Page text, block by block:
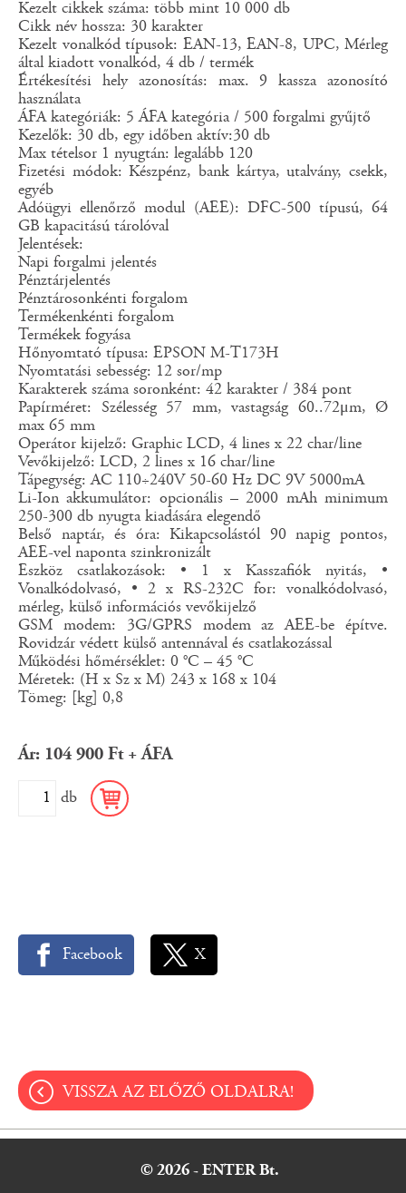
Ár: 104 900 Ft + ÁFA
db
Kezelt cikkek száma: több mint 10 000 db
Cikk név hossza: 30 karakter
Kezelt vonalkód típusok: EAN-13, EAN-8, UPC, Mérleg
által kiadott vonalkód, 4 db / termék
Értékesítési hely azonosítás: max. 9 kassza azonosító
használata
ÁFA kategóriák: 5 ÁFA kategória / 500 forgalmi gyűjtő
Kezelők: 30 db, egy időben aktív:30 db
Max tételsor 1 nyugtán: legalább 120
Fizetési módok: Készpénz, bank kártya, utalvány, csekk,
egyéb
Adóügyi ellenőrző modul (AEE): DFC-500 típusú, 64
GB kapacitású tárolóval
Jelentések:
Napi forgalmi jelentés
Pénztárjelentés
Pénztárosonkénti forgalom
Termékenkénti forgalom
Termékek fogyása
Hőnyomtató típusa: EPSON M-T173H
Nyomtatási sebesség: 12 sor/mp
Karakterek száma soronként: 42 karakter / 384 pont
Papírméret: Szélesség 57 mm, vastagság 60..72μm, Ø
max 65 mm
Operátor kijelző: Graphic LCD, 4 lines x 22 char/line
Vevőkijelző: LCD, 2 lines x 16 char/line
Tápegység: AC 110÷240V 50-60 Hz DC 9V 5000mA
Li-Ion akkumulátor: opcionális – 2000 mAh minimum
250-300 db nyugta kiadására elegendő
Belső naptár, és óra: Kikapcsolástól 90 napig pontos,
AEE-vel naponta szinkronizált
Eszköz csatlakozások: • 1 x Kasszafiók nyitás, •
Vonalkódolvasó, • 2 x RS-232C for: vonalkódolvasó,
mérleg, külső információs vevőkijelző
GSM modem: 3G/GPRS modem az AEE-be építve.
Rovidzár védett külső antennával és csatlakozással
Működési hőmérséklet: 0 °C – 45 °C
Méretek: (H x Sz x M) 243 x 168 x 104
Tömeg: [kg] 0,8
Facebook X
VISSZA AZ ELŐZŐ OLDALRA!
© 2026 - ENTER Bt.